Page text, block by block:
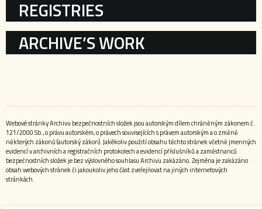
REGISTRIES
ARCHIVE’S WORK
Webové stránky Archivu bezpečnostních složek jsou autorským dílem chráněným zákonem č.
121/2000 Sb., o právu autorském, o právech souvisejících s právem autorským a o změně
některých zákonů (autorský zákon). Jakékoliv použití obsahu těchto stránek včetně jmenných
evidencí v archivních a registračních protokolech a evidencí příslušníků a zaměstnanců
bezpečnostních složek je bez výslovného souhlasu Archivu zakázáno. Zejména je zakázáno
obsah webových stránek či jakoukoliv jeho část zveřejňovat na jiných internetových
stránkách.